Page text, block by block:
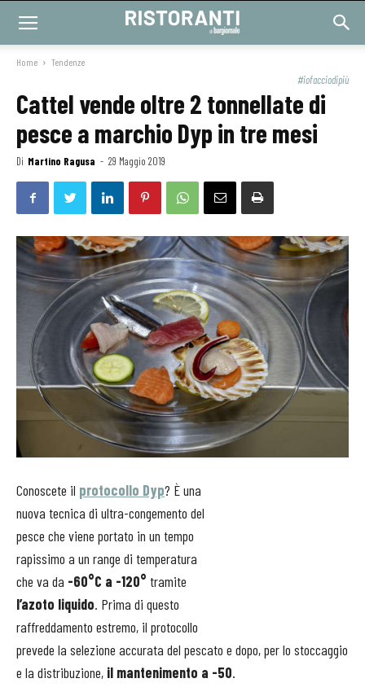
Home Tendenze
#iofacciodipiù
Cattel vende oltre 2 tonnellate di
pesce a marchio Dyp in tre mesi
Di Martino Ragusa - 29 Maggio 2019
Conoscete il protocollo Dyp? È una
nuova tecnica di ultra-congemento del
pesce che viene portato in un tempo
rapissimo a un range di temperatura
che va da -60°C a -120° tramite
l’azoto liquido. Prima di questo
raffreddamento estremo, il protocollo
prevede la selezione accurata del pescato e dopo, per lo stoccaggio
e la distribuzione, il mantenimento a -50.